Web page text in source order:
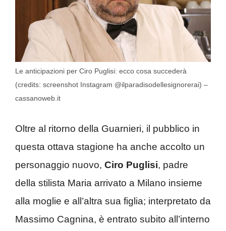
Le anticipazioni per Ciro Puglisi: ecco cosa succederà
(credits: screenshot Instagram @ilparadisodellesignorerai) –
cassanoweb.it
Oltre al ritorno della Guarnieri, il pubblico in
questa ottava stagione ha anche accolto un
personaggio nuovo, Ciro Puglisi, padre
della stilista Maria arrivato a Milano insieme
alla moglie e all’altra sua figlia; interpretato da
Massimo Cagnina, è entrato subito all’interno